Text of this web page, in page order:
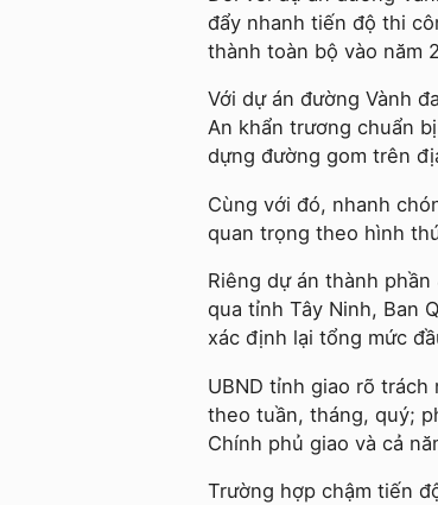
đẩy nhanh tiến độ thi
thành toàn bộ vào năm
Với dự án đường Vành
An khẩn trương chuẩn
dựng đường gom trên
Cùng với đó, nhanh
quan trọng theo hình
Riêng dự án thành
qua tỉnh Tây Ninh, Ban
xác định lại tổng mức
UBND tỉnh giao rõ
theo tuần, tháng, quý;
Chính phủ giao và cả
Trường hợp chậm tiến